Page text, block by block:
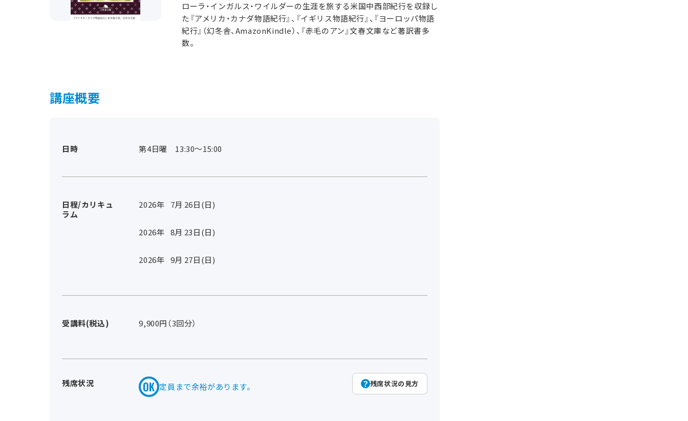
ローラ・インガルス・ワイルダーの生涯を旅する米国中西部紀行を収録し
た『アメリカ・カナダ物語紀行』、『イギリス物語紀行』、『ヨーロッパ物語
紀行』（幻冬舎、AmazonKindle）、『赤毛のアン』文春文庫など著訳書多
数。
講座概要
日時 第4日曜 13:30～15:00
日程/カリキュ
ラム
2026年 7月 26日(日)
2026年 8月 23日(日)
2026年 9月 27日(日)
受講料(税込) 9,900円（3回分）
残席状況 定員まで余裕があります。 残席状況の見方